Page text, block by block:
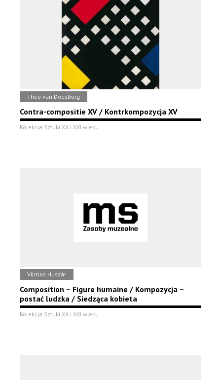
Theo van Doesburg
Contra-compositie XV / Kontrkompozycja XV
Kolekcja Sztuki XX i XXI wieku
Vilmos Huszár
Composition – Figure humaine / Kompozycja –
postać ludzka / Siedząca kobieta
Kolekcja Sztuki XX i XXI wieku